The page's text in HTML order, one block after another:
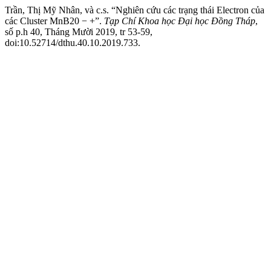
Trần, Thị Mỹ Nhân, và c.s. “Nghiên cứu các trạng thái Electron của
các Cluster MnB20 − +”. Tạp Chí Khoa học Đại học Đồng Tháp,
số p.h 40, Tháng Mười 2019, tr 53-59,
doi:10.52714/dthu.40.10.2019.733.